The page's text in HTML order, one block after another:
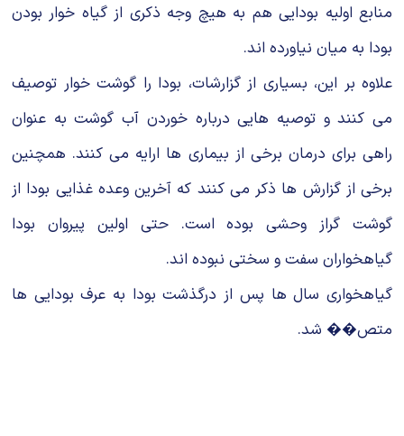
منابع اولیه بودایی هم به هیچ وجه ذکری از گیاه خوار بودن
بودا به میان نیاورده اند.
علاوه بر این، بسیاری از گزارشات، بودا را گوشت خوار توصیف
می کنند و توصیه هایی درباره خوردن آب گوشت به عنوان
راهی برای درمان برخی از بیماری ها ارایه می کنند. همچنین
برخی از گزارش ها ذکر می کنند که آخرین وعده غذایی بودا از
گوشت گراز وحشی بوده است. حتی اولین پیروان بودا
گیاهخواران سفت و سختی نبوده اند.
گیاهخواری سال ها پس از درگذشت بودا به عرف بودایی ها
متص�� شد.